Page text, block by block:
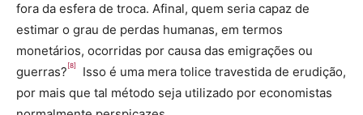
fora da esfera de troca. Afinal, quem seria capaz de
estimar o grau de perdas humanas, em termos
monetários, ocorridas por causa das emigrações ou
guerras? [8]
Isso é uma mera tolice travestida de erudição,
por mais que tal método seja utilizado por economistas